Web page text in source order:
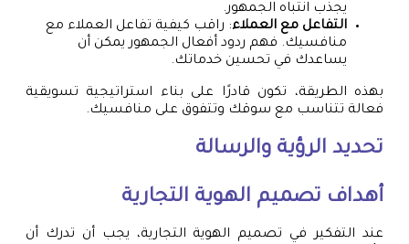
يجذب انتباه الجمهور.
التفاعل مع العملاء: راقب كيفية تفاعل العملاء مع
منافسيك. فهم ردود أفعال الجمهور يمكن أن
يساعدك في تحسين خدماتك.
بهذه الطريقة، تكون قادرًا على بناء استراتيجية تسويقية
فعالة تتناسب مع سوقك وتتفوق على منافسيك.
تحديد الرؤية والرسالة
أهداف تصميم الهوية التجارية
عند التفكير في تصميم الهوية التجارية، يجب أن تدرك أن